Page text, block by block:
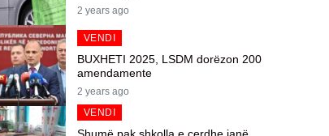
2 years ago
VENDI
BUXHETI 2025, LSDM dorëzon 200
amendamente
2 years ago
VENDI